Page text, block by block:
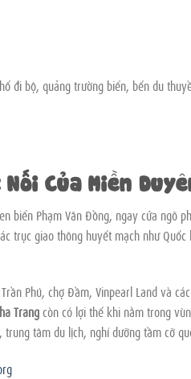
đi bộ, quảng trường biển, bến du
Của Miền
Phạm Văn Đồng, ngay cửa ngõ
trục giao thông huyết mạch như Quốc
Phú, chợ Đầm, Vinpearl Land và
Trangcòn có lợi thế khi nằm trong
tâm du lịch, nghỉ dưỡng tầm cỡ